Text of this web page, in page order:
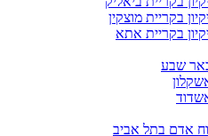
בקריית מוצקין
בקריית אתא
שבע
אדם בתל אביב